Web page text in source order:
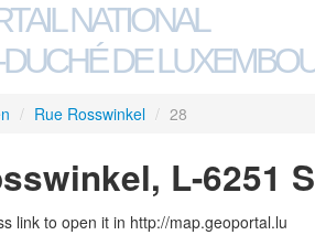
NATIONAL
DE
/ Rue Rosswinkel / 28
L-6251
link to open it in http://map.geoportal.lu